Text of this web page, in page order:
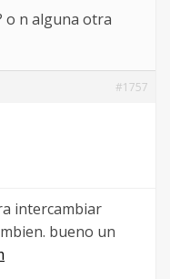
o n alguna otra
#1757
intercambiar
bueno un